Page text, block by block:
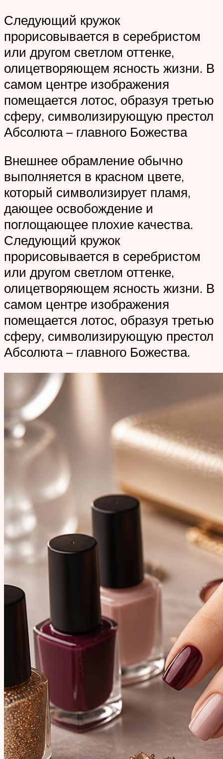
Следующий кружок
прорисовывается в серебристом
или другом светлом оттенке,
олицетворяющем ясность жизни. В
самом центре изображения
помещается лотос, образуя третью
сферу, символизирующую престол
Абсолюта – главного Божества
Внешнее обрамление обычно
выполняется в красном цвете,
который символизирует пламя,
дающее освобождение и
поглощающее плохие качества.
Следующий кружок
прорисовывается в серебристом
или другом светлом оттенке,
олицетворяющем ясность жизни. В
самом центре изображения
помещается лотос, образуя третью
сферу, символизирующую престол
Абсолюта – главного Божества.